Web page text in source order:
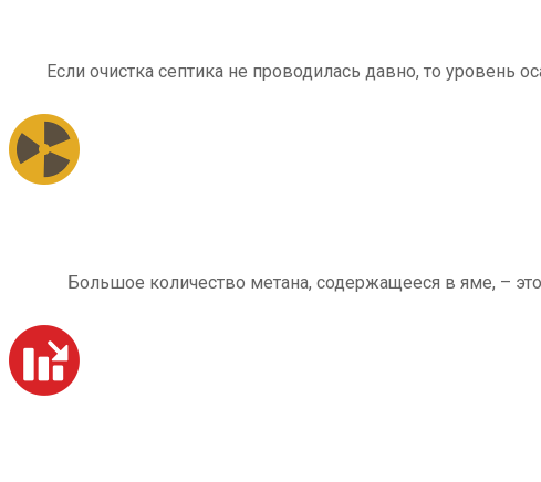
Если очистка септика не проводилась давно, то уровень
Большое количество метана, содержащееся в яме, –